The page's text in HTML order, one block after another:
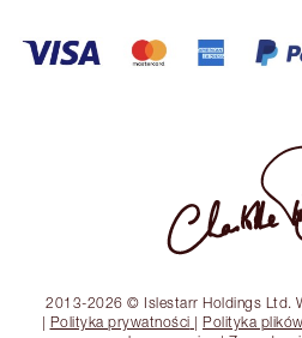
2013-2026 © Islestarr Holdings Ltd.
| Polityka prywatności | Polityka